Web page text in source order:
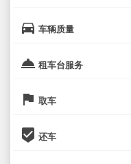
directions_car 车辆质量
room_service 租车台服务
flag 取车
beenhere 还车